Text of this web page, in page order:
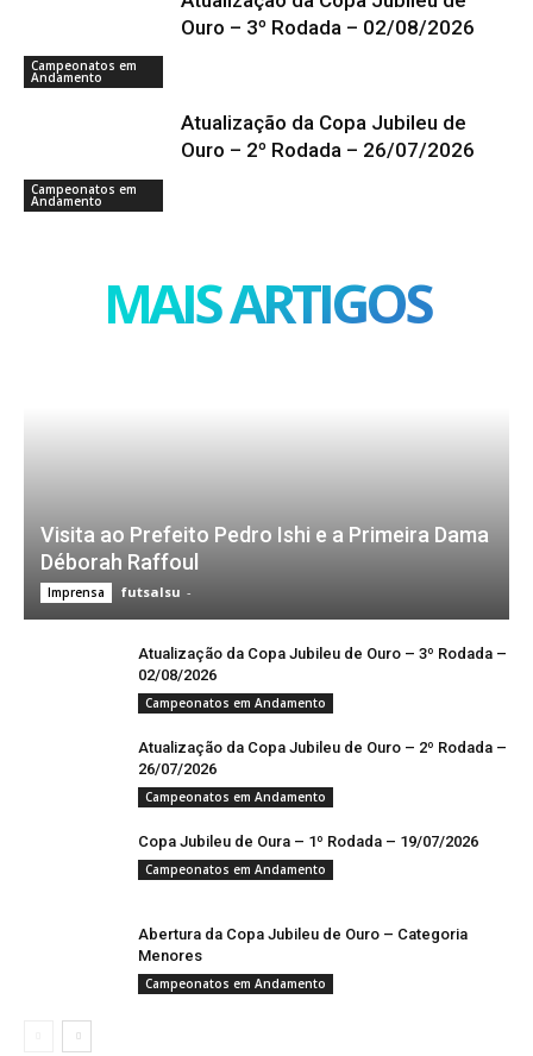
Campeonatos em
Andamento
Ouro – 3º Rodada – 02/08/2026
Campeonatos em
Andamento
Atualização da Copa Jubileu de
Ouro – 2º Rodada – 26/07/2026
MAIS ARTIGOS
Visita ao Prefeito Pedro Ishi e a Primeira Dama
Déborah Raffoul
Imprensa futsalsu -
Atualização da Copa Jubileu de Ouro – 3º Rodada –
02/08/2026
Campeonatos em Andamento
Atualização da Copa Jubileu de Ouro – 2º Rodada –
26/07/2026
Campeonatos em Andamento
Copa Jubileu de Oura – 1º Rodada – 19/07/2026
Campeonatos em Andamento
Abertura da Copa Jubileu de Ouro – Categoria
Menores
Campeonatos em Andamento